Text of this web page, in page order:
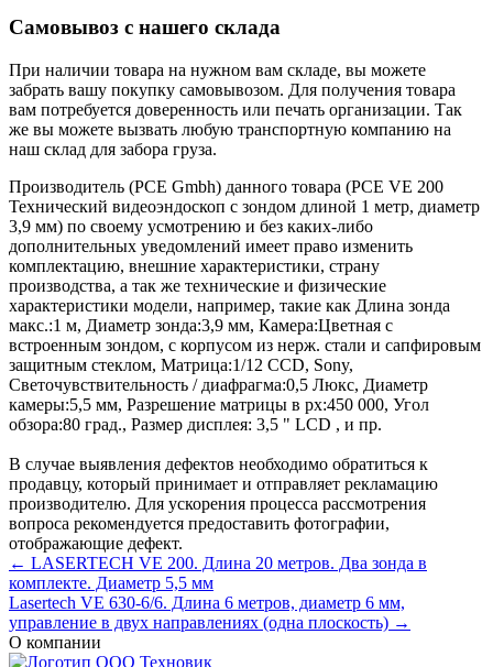
Самовывоз с нашего склада
При наличии товара на нужном вам складе, вы можете
забрать вашу покупку самовывозом. Для получения товара
вам потребуется доверенность или печать организации. Так
же вы можете вызвать любую транспортную компанию на
наш склад для забора груза.
Производитель (PCE Gmbh) данного товара (PCE VE 200
Технический видеоэндоскоп с зондом длиной 1 метр, диаметр
3,9 мм) по своему усмотрению и без каких-либо
дополнительных уведомлений имеет право изменить
комплектацию, внешние характеристики, страну
производства, а так же технические и физические
характеристики модели, например, такие как Длина зонда
макс.:1 м, Диаметр зонда:3,9 мм, Камера:Цветная с
встроенным зондом, с корпусом из нерж. стали и сапфировым
защитным стеклом, Матрица:1/12 CCD, Sony,
Светочувствительность / диафрагма:0,5 Люкс, Диаметр
камеры:5,5 мм, Разрешение матрицы в px:450 000, Угол
обзора:80 град., Размер дисплея: 3,5 " LCD , и пр.
В случае выявления дефектов необходимо обратиться к
продавцу, который принимает и отправляет рекламацию
производителю. Для ускорения процесса рассмотрения
вопроса рекомендуется предоставить фотографии,
отображающие дефект.
← LASERTECH VE 200. Длина 20 метров. Два зонда в
комплекте. Диаметр 5,5 мм
Lasertech VE 630-6/6. Длина 6 метров, диаметр 6 мм,
управление в двух направлениях (одна плоскость) →
О компании